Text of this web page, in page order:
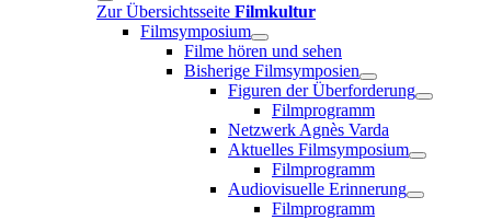
Zur Übersichtsseite Filmkultur
Filmsymposium
Filme hören und sehen
Bisherige Filmsymposien
Figuren der Überforderung
Filmprogramm
Netzwerk Agnès Varda
Aktuelles Filmsymposium
Filmprogramm
Audiovisuelle Erinnerung
Filmprogramm